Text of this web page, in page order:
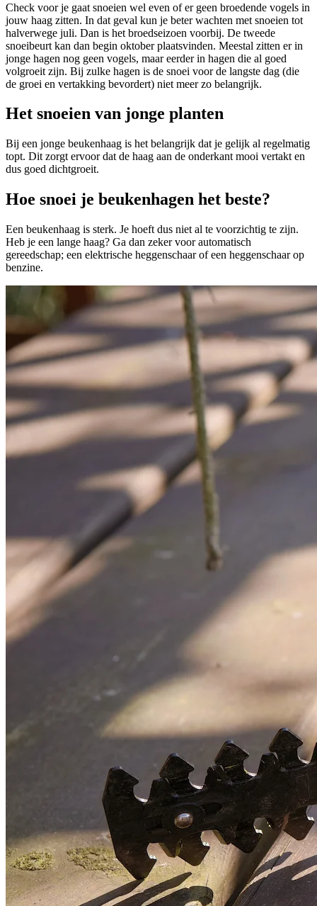
Check voor je gaat snoeien wel even of er geen broedende vogels in
jouw haag zitten. In dat geval kun je beter wachten met snoeien tot
halverwege juli. Dan is het broedseizoen voorbij. De tweede
snoeibeurt kan dan begin oktober plaatsvinden. Meestal zitten er in
jonge hagen nog geen vogels, maar eerder in hagen die al goed
volgroeit zijn. Bij zulke hagen is de snoei voor de langste dag (die
de groei en vertakking bevordert) niet meer zo belangrijk.
Het snoeien van jonge planten
Bij een jonge beukenhaag is het belangrijk dat je gelijk al regelmatig
topt. Dit zorgt ervoor dat de haag aan de onderkant mooi vertakt en
dus goed dichtgroeit.
Hoe snoei je beukenhagen het beste?
Een beukenhaag is sterk. Je hoeft dus niet al te voorzichtig te zijn.
Heb je een lange haag? Ga dan zeker voor automatisch
gereedschap; een elektrische heggenschaar of een heggenschaar op
benzine.